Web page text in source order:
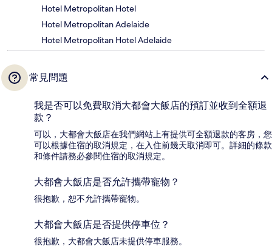
Hotel Metropolitan Hotel
Hotel Metropolitan Adelaide
Hotel Metropolitan Hotel Adelaide
常見問題
我是否可以免費取消大都會大飯店的預訂並收到全額退
款？
可以，大都會大飯店在我們網站上有提供可全額退款的客房，您
可以根據住宿的取消規定，在入住前幾天取消即可。詳細的條款
和條件請務必參閱住宿的取消規定。
大都會大飯店是否允許攜帶寵物？
很抱歉，恕不允許攜帶寵物。
大都會大飯店是否提供停車位？
很抱歉，大都會大飯店未提供停車服務。